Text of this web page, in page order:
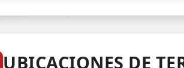
UBICACIONES DE